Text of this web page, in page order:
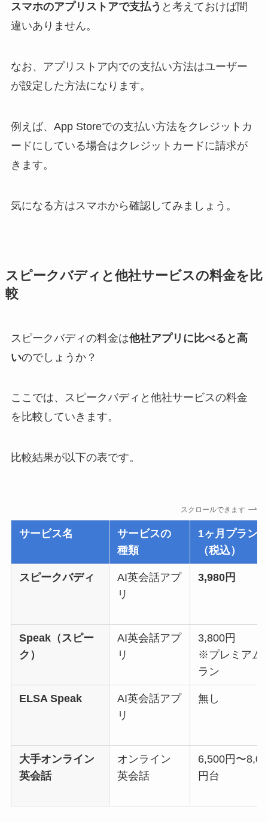
スマホのアプリストアで支払う と考えておけば間
違いありません。
なお、アプリストア内での支払い方法はユーザー
が設定した方法になります。
例えば、App Storeでの支払い方法をクレジットカ
ードにしている場合はクレジットカードに請求が
きます。
気になる方はスマホから確認してみましょう。
スピークバディと他社サービスの料金を比
較
スピークバディの料金は他社アプリに比べると高
いのでしょうか？
ここでは、スピークバディと他社サービスの料金
を比較していきます。
比較結果が以下の表です。
スクロールできます
サービス名
サービスの
種類
1ヶ月プラン
（税込）
スピークバディ
AI英会話アプ
リ
3,980円
Speak（スピー
ク）
AI英会話アプ
リ
3,800円
※プレミアム
ラン
ELSA Speak
AI英会話アプ
リ
無し
大手オンライン
英会話
オンライン
英会話
6,500円〜
円台